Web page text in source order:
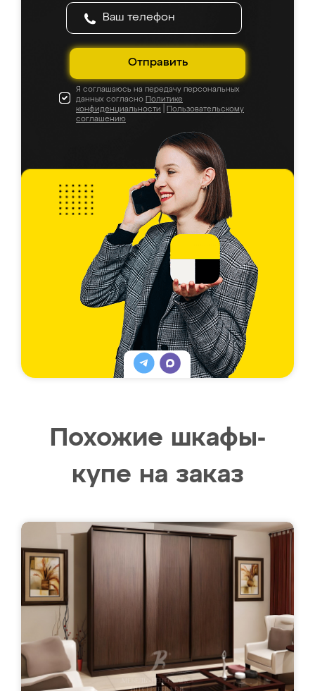
Отправить
Я соглашаюсь на передачу персональных
данных согласно Политике
конфиденциальности
Пользовательскому
соглашению
Похожие шкафы-
купе на заказ